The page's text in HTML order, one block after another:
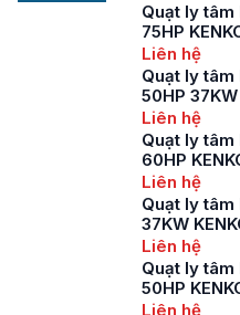
Quạt ly
75HP
Liên hệ
Quạt ly tâm
50HP
Liên hệ
Quạt ly
60HP
Liên hệ
Quạt ly
37KW
Liên hệ
Quạt ly
50HP
Liên hệ